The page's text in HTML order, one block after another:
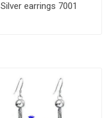
Silver earrings 7001